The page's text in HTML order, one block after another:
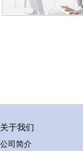
关于我们
公司简介